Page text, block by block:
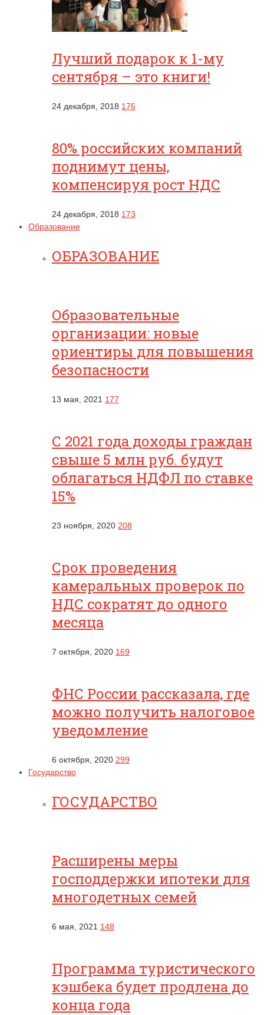
Лучший подарок к 1-му
сентября – это книги!
24 декабря, 2018 176
80% российских компаний
поднимут цены,
компенсируя рост НДС
24 декабря, 2018 173
Образование
ОБРАЗОВАНИЕ
Образовательные
организации: новые
ориентиры для повышения
безопасности
13 мая, 2021 177
С 2021 года доходы граждан
свыше 5 млн руб. будут
облагаться НДФЛ по ставке
15%
23 ноября, 2020 208
Срок проведения
камеральных проверок по
НДС сократят до одного
месяца
7 октября, 2020 169
ФНС России рассказала, где
можно получить налоговое
уведомление
6 октября, 2020 299
Государство
ГОСУДАРСТВО
Расширены меры
господдержки ипотеки для
многодетных семей
6 мая, 2021 148
Программа туристического
кэшбека будет продлена до
конца года